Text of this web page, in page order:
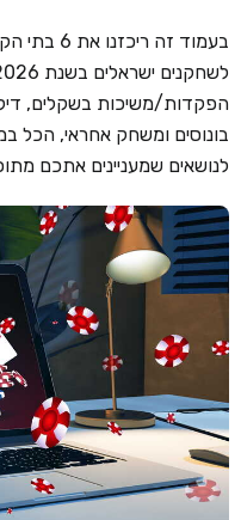
בעמוד זה
הפקדות/משיכות בשקלים,
בונוסים ומשחק אחראי, הכל
לנושאים שמעניינים אתכם